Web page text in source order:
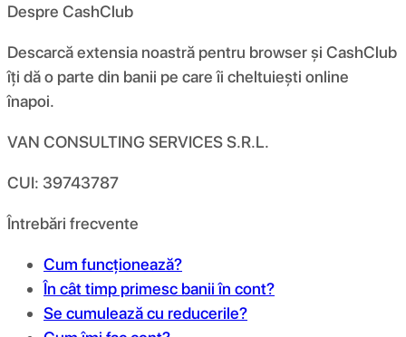
Despre CashClub
Descarcă extensia noastră pentru browser și CashClub
îți dă o parte din banii pe care îi cheltuiești online
înapoi.
VAN CONSULTING SERVICES S.R.L.
CUI: 39743787
Întrebări frecvente
Cum funcționează?
În cât timp primesc banii în cont?
Se cumulează cu reducerile?